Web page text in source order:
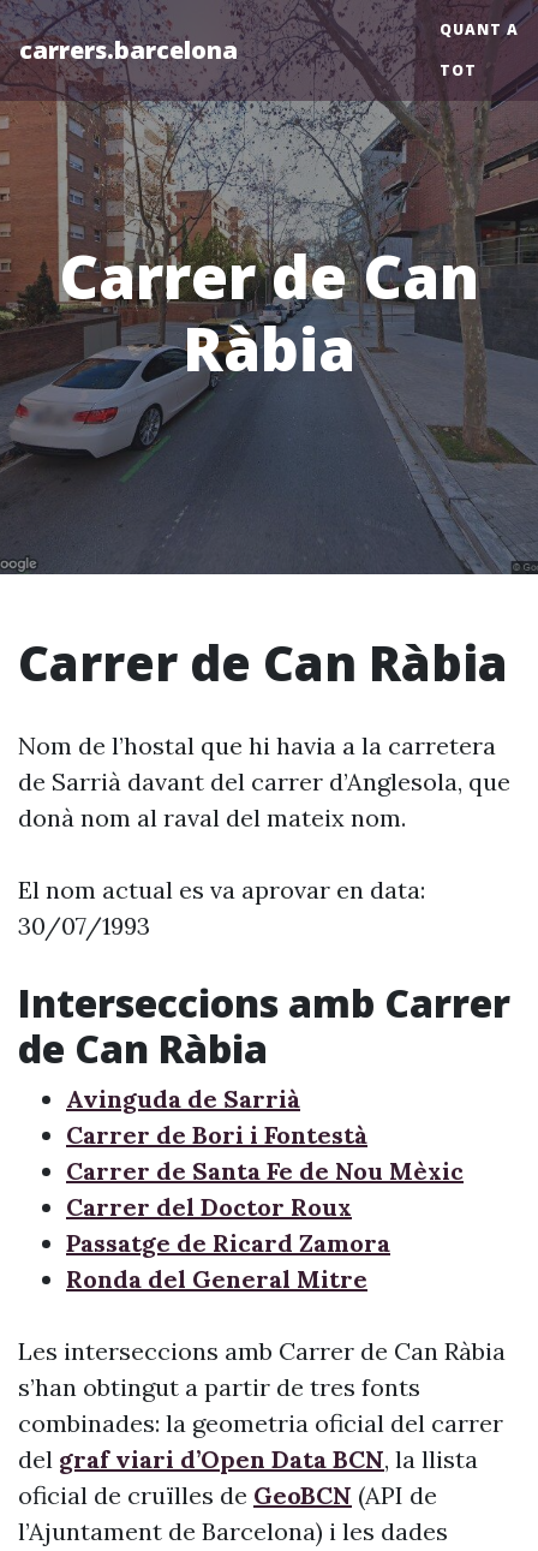
carrers.barcelona
QUANT A
TOT
Carrer de Can
Ràbia
Carrer de Can Ràbia
Nom de l’hostal que hi havia a la carretera
de Sarrià davant del carrer d’Anglesola, que
donà nom al raval del mateix nom.
El nom actual es va aprovar en data:
30/07/1993
Interseccions amb Carrer
de Can Ràbia
Avinguda de Sarrià
Carrer de Bori i Fontestà
Carrer de Santa Fe de Nou Mèxic
Carrer del Doctor Roux
Passatge de Ricard Zamora
Ronda del General Mitre
Les interseccions amb Carrer de Can Ràbia
s’han obtingut a partir de tres fonts
combinades: la geometria oficial del carrer
del graf viari d’Open Data BCN, la llista
oficial de cruïlles de GeoBCN (API de
l’Ajuntament de Barcelona) i les dades